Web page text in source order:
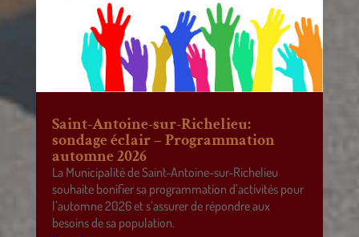
Saint-Antoine-sur-Richelieu:
sondage éclair – Programmation
automne 2026
La Municipalité de Saint-Antoine-sur-Richelieu
souhaite bonifier sa programmation d’activités pour
l’automne 2026 et s’assurer de répondre aux
besoins de sa population.